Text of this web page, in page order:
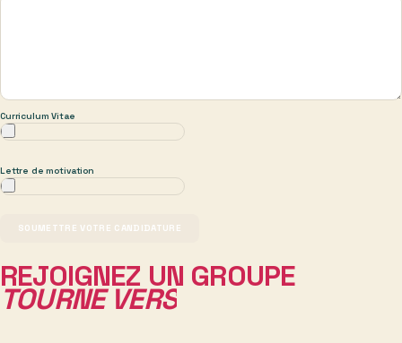
Curriculum Vitae
Lettre de motivation
REJOIGNEZ UN GROUPE
TOURNÉ VERS